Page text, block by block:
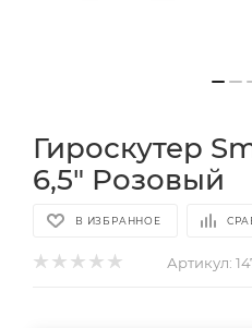
Гироскутер
6,5" Розовый
В ИЗБРАННОЕ
Артикул: